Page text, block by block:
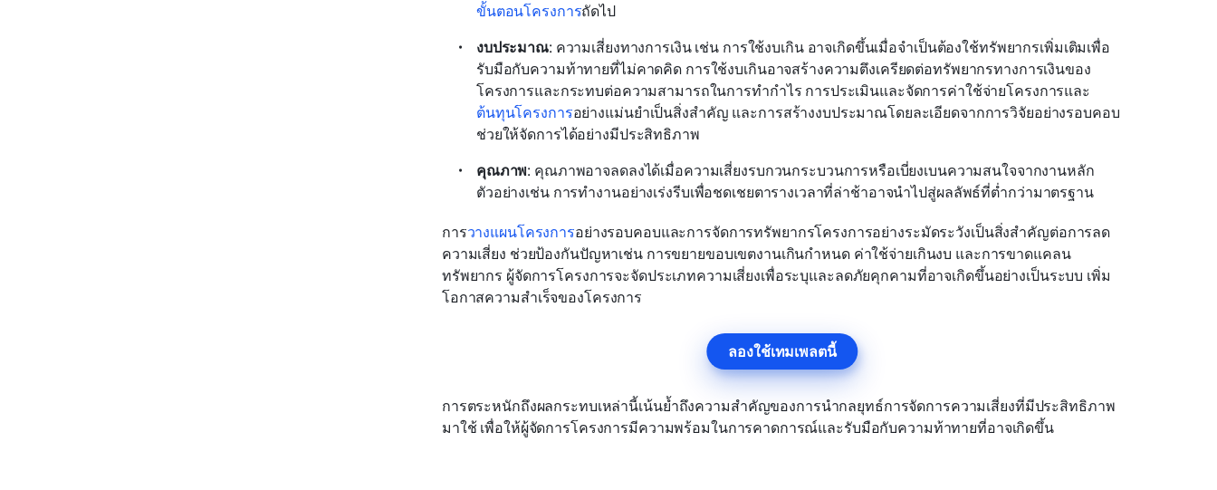
ขั้นตอนโครงการถัดไป
งบประมาณ: ความเสี่ยงทางการเงิน เช่น การใช้งบเกิน อาจเกิดขึ้นเมื่อจำเป็นต้องใช้ทรัพยากรเพิ่มเติมเพื่อ
รับมือกับความท้าทายที่ไม่คาดคิด การใช้งบเกินอาจสร้างความตึงเครียดต่อทรัพยากรทางการเงินของ
โครงการและกระทบต่อความสามารถในการทำกำไร การประเมินและจัดการค่าใช้จ่ายโครงการและ
ต้นทุนโครงการอย่างแม่นยำเป็นสิ่งสำคัญ และการสร้างงบประมาณโดยละเอียดจากการวิจัยอย่างรอบคอบ
ช่วยให้จัดการได้อย่างมีประสิทธิภาพ
คุณภาพ: คุณภาพอาจลดลงได้เมื่อความเสี่ยงรบกวนกระบวนการหรือเบี่ยงเบนความสนใจจากงานหลัก
ตัวอย่างเช่น การทำงานอย่างเร่งรีบเพื่อชดเชยตารางเวลาที่ล่าช้าอาจนำไปสู่ผลลัพธ์ที่ต่ำกว่ามาตรฐาน
การวางแผนโครงการอย่างรอบคอบและการจัดการทรัพยากรโครงการอย่างระมัดระวังเป็นสิ่งสำคัญต่อการลด
ความเสี่ยง ช่วยป้องกันปัญหาเช่น การขยายขอบเขตงานเกินกำหนด ค่าใช้จ่ายเกินงบ และการขาดแคลน
ทรัพยากร ผู้จัดการโครงการจะจัดประเภทความเสี่ยงเพื่อระบุและลดภัยคุกคามที่อาจเกิดขึ้นอย่างเป็นระบบ เพิ่ม
โอกาสความสำเร็จของโครงการ
ลองใช้เทมเพลตนี้
การตระหนักถึงผลกระทบเหล่านี้เน้นย้ำถึงความสำคัญของการนำกลยุทธ์การจัดการความเสี่ยงที่มีประสิทธิภาพ
มาใช้ เพื่อให้ผู้จัดการโครงการมีความพร้อมในการคาดการณ์และรับมือกับความท้าทายที่อาจเกิดขึ้น